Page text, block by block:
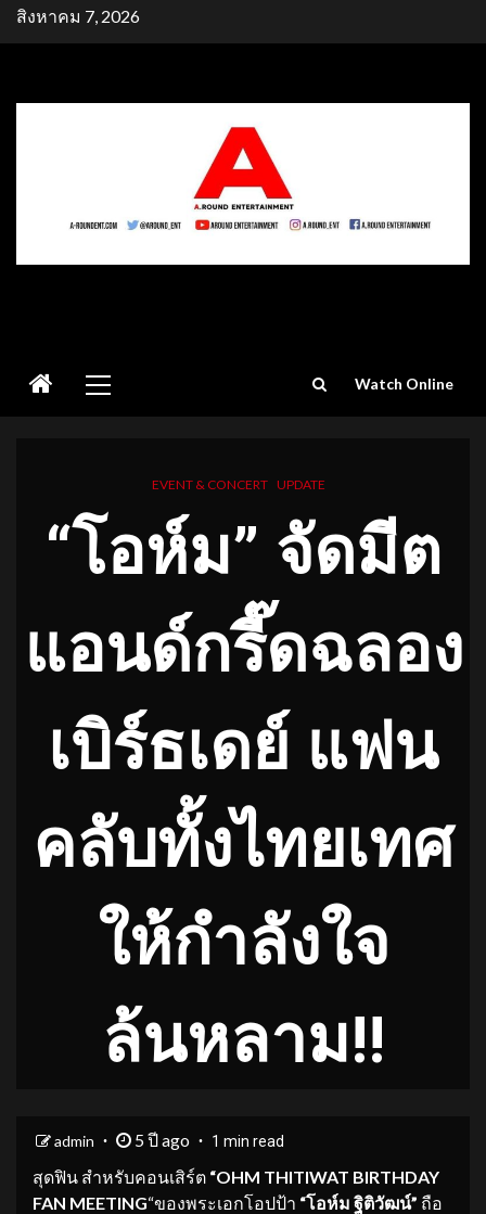
Skipสิงหาคม 7, 2026
Menu
Watch Online
EVENT & CONCERT UPDATE
“โอห์ม” จัดมีต
แอนด์กรี๊ดฉลอง
เบิร์ธเดย์ แฟน
คลับทั้งไทยเทศ
ให้กำลังใจ
ล้นหลาม!!
admin 5 ปี ago 1 min read
สุดฟิน สำหรับคอนเสิร์ต “OHM THITIWAT BIRTHDAY
FAN MEETING“ของพระเอกโอปป้า “โอห์ม ฐิติวัฒน์” ถือ